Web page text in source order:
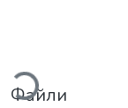
Вантажиться...
Файли